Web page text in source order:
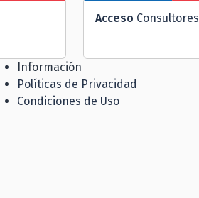
Acceso Consultores
Información
Políticas de Privacidad
Condiciones de Uso